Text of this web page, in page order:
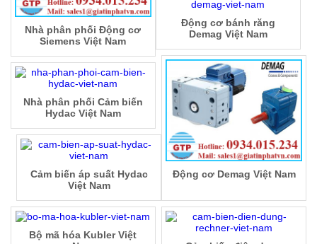
Nhà phân phối Động cơ
Siemens Việt Nam
Động cơ bánh răng
Demag Việt Nam
Động cơ Demag Việt Nam
Nhà phân phối Cảm biến
Hydac Việt Nam
Cảm biến áp suất Hydac
Việt Nam
Bộ mã hóa Kubler Việt